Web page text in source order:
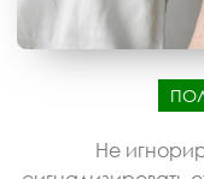
Не